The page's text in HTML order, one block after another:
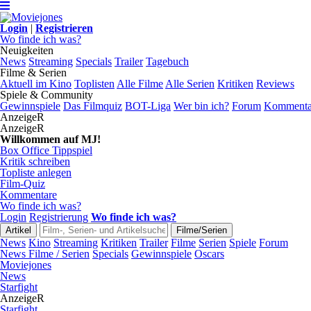
Login | Registrieren
Wo finde ich was?
Neuigkeiten
News Streaming Specials Trailer Tagebuch
Filme & Serien
Aktuell im Kino Toplisten Alle Filme Alle Serien Kritiken Reviews
Spiele & Community
Gewinnspiele Das Filmquiz BOT-Liga Wer bin ich? Forum
AnzeigeR
AnzeigeR
Willkommen auf MJ!
Box Office Tippspiel
Kritik schreiben
Topliste anlegen
Film-Quiz
Kommentare
Wo finde ich was?
Login Registrierung Wo finde ich was?
News Kino Streaming Kritiken Trailer Filme Serien Spiele Forum
News Filme / Serien Specials Gewinnspiele Oscars
Moviejones
News
Starfight
AnzeigeR